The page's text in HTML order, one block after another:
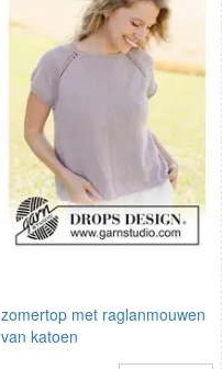
zomertop met raglanmouwen
van katoen